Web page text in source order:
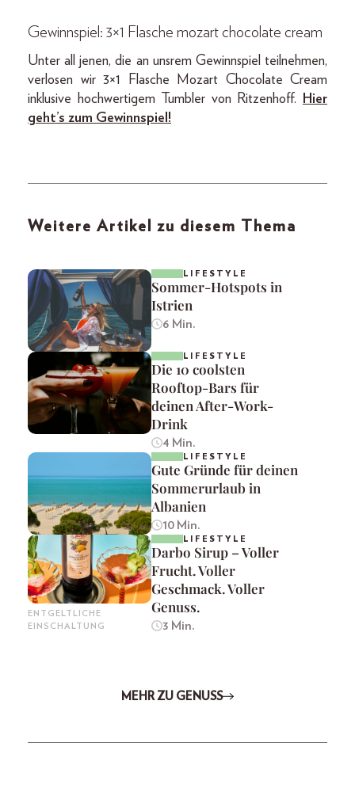
Gewinnspiel: 3×1 Flasche mozart chocolate cream
Unter all jenen, die an unsrem Gewinnspiel teilnehmen,
verlosen wir 3×1 Flasche Mozart Chocolate Cream
inklusive hochwertigem Tumbler von Ritzenhoff.
Hier
geht’s zum Gewinnspiel!
Weitere Artikel zu diesem Thema
LIFESTYLE
Sommer-Hotspots in
Istrien
6 Min.
LIFESTYLE
Die 10 coolsten
Rooftop-Bars für
deinen After-Work-
Drink
4 Min.
LIFESTYLE
Gute Gründe für deinen
Sommerurlaub in
Albanien
10 Min.
ENTGELTLICHE
EINSCHALTUNG
LIFESTYLE
Darbo Sirup – Voller
Frucht. Voller
Geschmack. Voller
Genuss.
3 Min.
MEHR ZU GENUSS